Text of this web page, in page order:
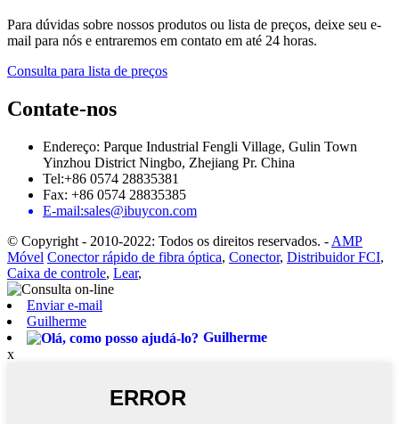
Para dúvidas sobre nossos produtos ou lista de preços, deixe seu e-
mail para nós e entraremos em contato em até 24 horas.
Consulta para lista de preços
Contate-nos
Endereço: Parque Industrial Fengli Village, Gulin Town
Yinzhou District Ningbo, Zhejiang Pr. China
Tel:+86 0574 28835381
Fax: +86 0574 28835385
E-mail:sales@ibuycon.com
© Copyright - 2010-2022: Todos os direitos reservados. - AMP
Móvel Conector rápido de fibra óptica, Conector, Distribuidor FCI,
Caixa de controle, Lear,
Enviar e-mail
Guilherme
Guilherme
x